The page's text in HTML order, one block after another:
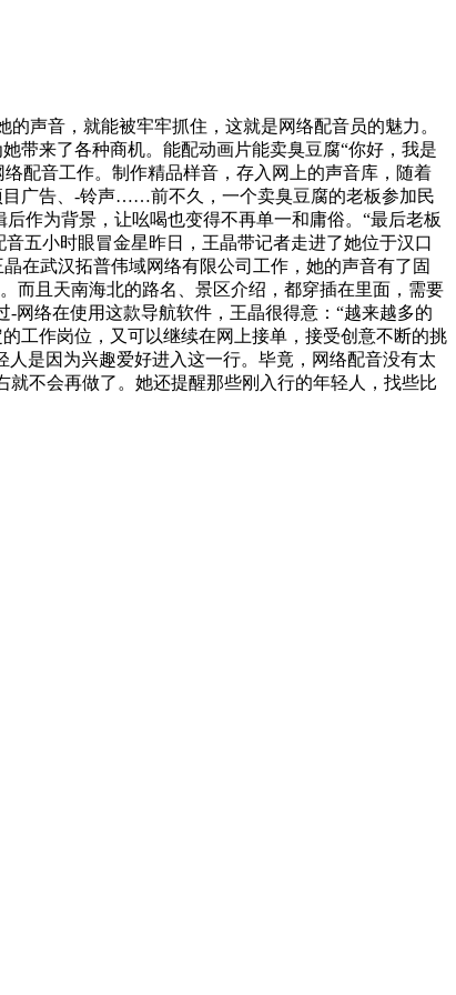
声音，就能被牢牢抓住，这就是网络配音员的魅力。
带来了各种商机。能配动画片能卖臭豆腐“你好，我是
配音工作。制作精品样音，存入网上的声音库，随着
目广告、-铃声……前不久，一个卖臭豆腐的老板参加民
作为背景，让吆喝也变得不再单一和庸俗。“最后老板
五小时眼冒金星昨日，王晶带记者走进了她位于汉口
在武汉拓普伟域网络有限公司工作，她的声音有了固
而且天南海北的路名、景区介绍，都穿插在里面，需要
网络在使用这款导航软件，王晶很得意：“越来越多的
工作岗位，又可以继续在网上接单，接受创意不断的挑
是因为兴趣爱好进入这一行。毕竟，网络配音没有太
不会再做了。她还提醒那些刚入行的年轻人，找些比